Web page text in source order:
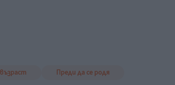
Преди да се родя